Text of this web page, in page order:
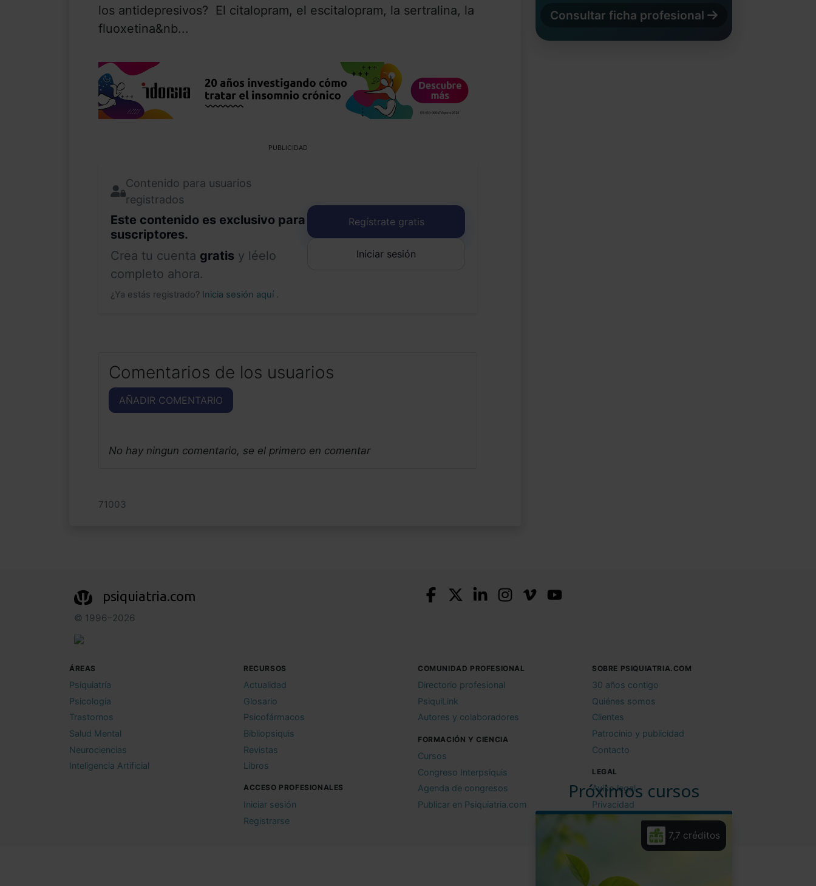
los antidepresivos? El citalopram, el escitalopram, la sertralina, la
fluoxetina&nb...
PUBLICIDAD
Contenido para usuarios
registrados
Este contenido es exclusivo para
suscriptores.
Crea tu cuenta gratis y léelo
completo ahora.
¿Ya estás registrado? Inicia sesión aquí
Regístrate gratis
Iniciar sesión
Comentarios de los usuarios
AÑADIR COMENTARIO
No hay ningun comentario, se el primero en comentar
71003
Consultar ficha profesional
Próximos cursos
7,7 créditos
psiquiatria.com
© 1996–2026
ÁREAS
Psiquiatría
Psicología
Trastornos
Salud Mental
Neurociencias
Inteligencia Artificial
RECURSOS
Actualidad
Glosario
Psicofármacos
Bibliopsiquis
Revistas
Libros
ACCESO PROFESIONALES
Iniciar sesión
Registrarse
COMUNIDAD PROFESIONAL
Directorio profesional
PsiquiLink
Autores y colaboradores
FORMACIÓN Y CIENCIA
Cursos
Congreso Interpsiquis
Agenda de congresos
Publicar en Psiquiatria.com
SOBRE PSIQUIATRIA.COM
30 años contigo
Quiénes somos
Clientes
Patrocinio y publicidad
Contacto
LEGAL
Aviso legal
Privacidad
Cookies
Condiciones de uso